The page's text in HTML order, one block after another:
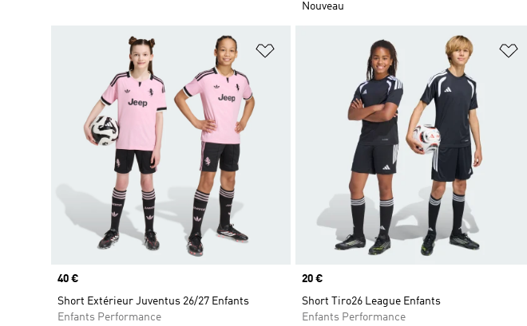
Nouveau
Ajouter à la Liste de produits favoris
Prix
40 €
Short Extérieur Juventus 26/27 Enfants
Enfants Performance
Prix
20 €
Short Tiro26 League Enfants
Enfants Performance